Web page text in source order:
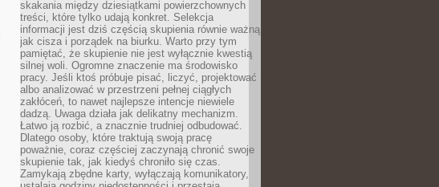
skakania między dziesiątkami powierzchownych
treści, które tylko udają konkret. Selekcja
informacji jest dziś częścią skupienia równie ważną
jak cisza i porządek na biurku. Warto przy tym
pamiętać, że skupienie nie jest wyłącznie kwestią
silnej woli. Ogromne znaczenie ma środowisko
pracy. Jeśli ktoś próbuje pisać, liczyć, projektować
albo analizować w przestrzeni pełnej ciągłych
zakłóceń, to nawet najlepsze intencje niewiele
dadzą. Uwaga działa jak delikatny mechanizm.
Łatwo ją rozbić, a znacznie trudniej odbudować.
Dlatego osoby, które traktują swoją pracę
poważnie, coraz częściej zaczynają chronić swoje
skupienie tak, jak kiedyś chroniło się czas.
Zamykają zbędne karty, wyłączają komunikatory,